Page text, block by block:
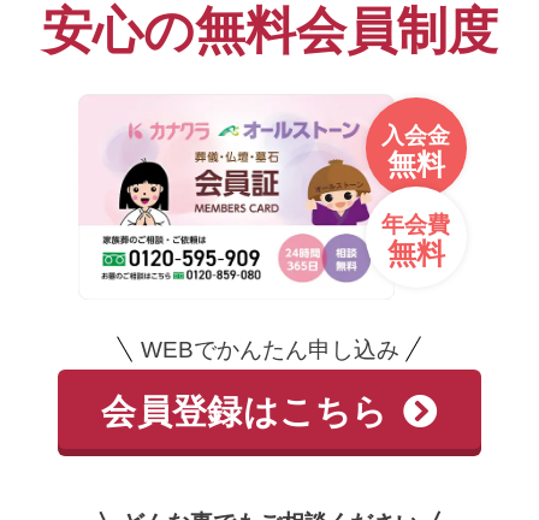
安心の無料会員制度
入会金
無料
年会費
無料
WEBでかんたん申し込み
会員登録はこちら